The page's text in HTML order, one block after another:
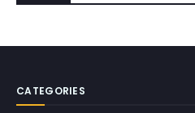
CATEGORIES